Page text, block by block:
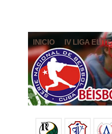
INICIO IV LIGA ELITE